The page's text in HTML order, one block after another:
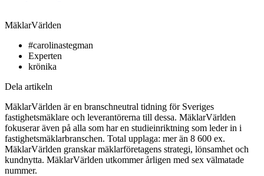
MäklarVärlden
#carolinastegman
Experten
krönika
Dela artikeln
MäklarVärlden är en branschneutral tidning för Sveriges
fastighetsmäklare och leverantörerna till dessa. MäklarVärlden
fokuserar även på alla som har en studieinriktning som leder in i
fastighetsmäklarbranschen. Total upplaga: mer än 8 600 ex.
MäklarVärlden granskar mäklarföretagens strategi, lönsamhet och
kundnytta. MäklarVärlden utkommer årligen med sex välmatade
nummer.